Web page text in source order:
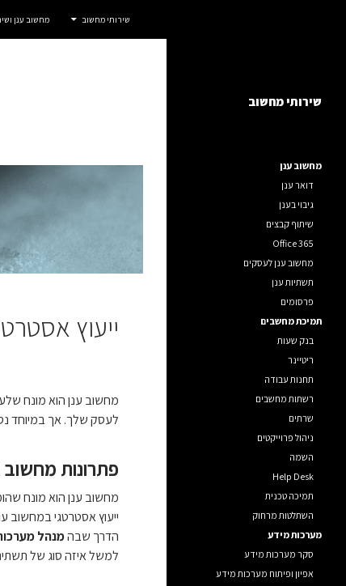
שירותי מחשוב מחשוב ענן
ייעוץ
מחשוב ענן הוא מונח
לעסק שלך. אך במיוחד
פתרונות
מחשוב ענן הוא מונח
ייעוץ אסטרטגי במחשוב
הדרך שבהמנהל
למשל איזה סוג של
שירותי מחשוב
מחשוב ענן
דואר ענן
גיבוי בענן
שיתוף קבצים
Office 365
מחשוב ענן לעסקים
תשתיות ענן
פרסומים
תמיכת מחשבים
בנק שעות
ריטיינר
תחנות עבודה
רשתות מחשבים
שרתים
ניהול פרוייקטים
השמה
Help Desk
תמיכה טכנית
השתלטות מרחוק
מערכות מידע
סקר מערכות מידע
אפיון ופיתוח מערכות מידע